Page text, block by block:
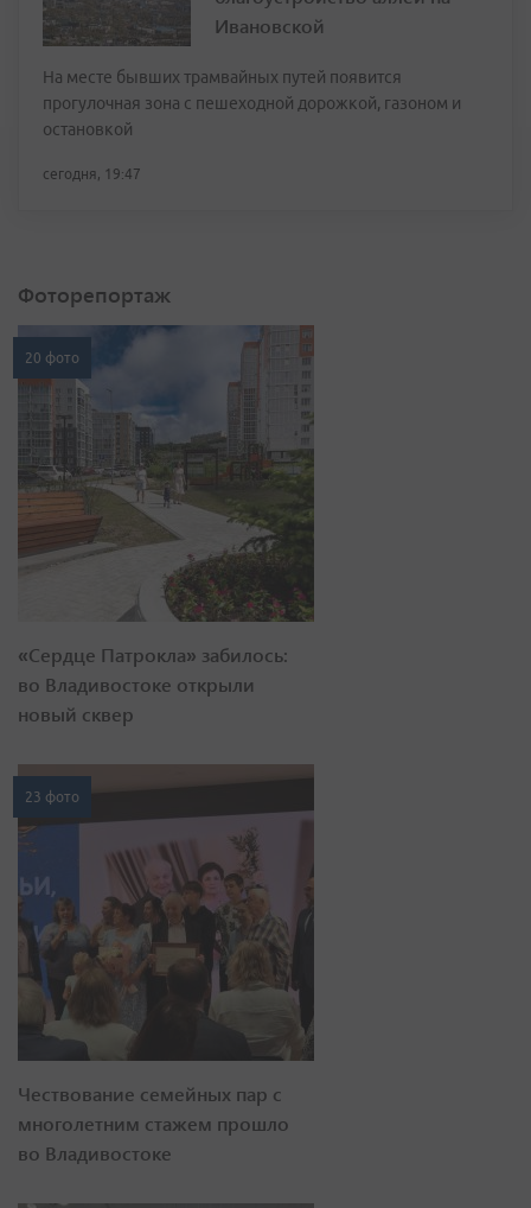
Ивановской
На месте бывших трамвайных путей появится
прогулочная зона с пешеходной дорожкой, газоном и
остановкой
сегодня, 19:47
Фоторепортаж
20 фото
«Сердце Патрокла» забилось:
во Владивостоке открыли
новый сквер
23 фото
Чествование семейных пар с
многолетним стажем прошло
во Владивостоке